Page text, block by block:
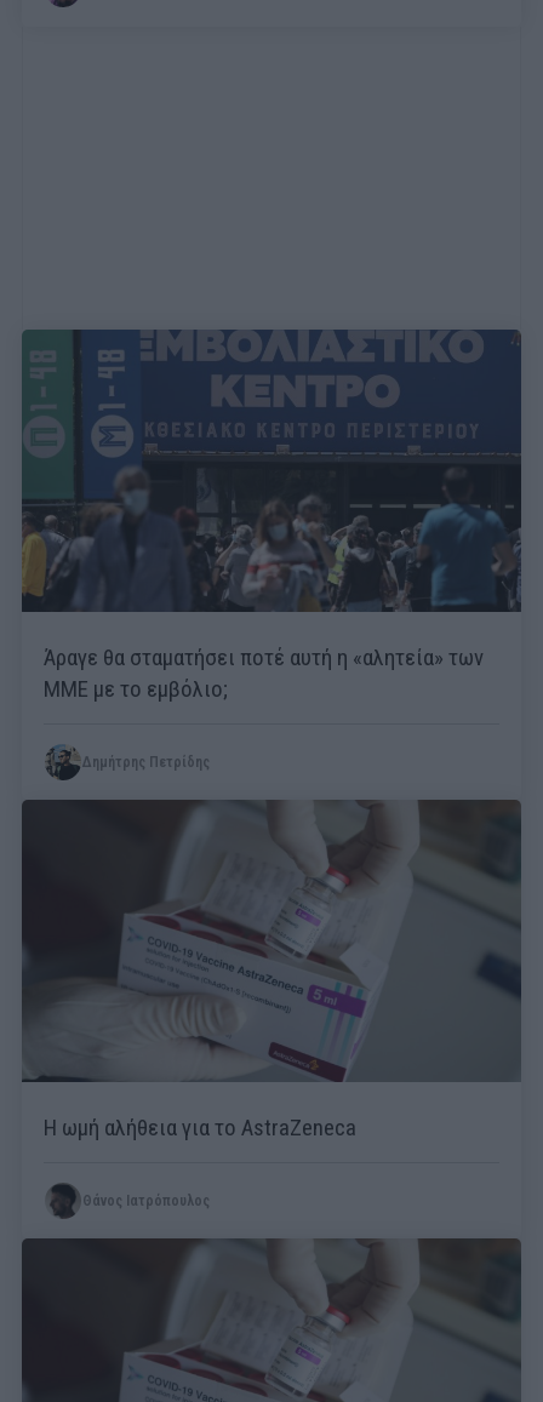
Άραγε θα σταματήσει ποτέ αυτή η «αλητεία» των
ΜΜΕ με το εμβόλιο;
Δημήτρης Πετρίδης
Η ωμή αλήθεια για το AstraZeneca
Θάνος Ιατρόπουλος